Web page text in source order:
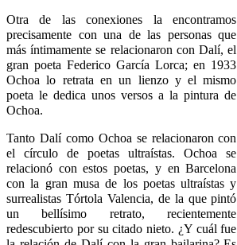
Otra de las conexiones la encontramos
precisamente con una de las personas que
más íntimamente se relacionaron con Dalí, el
gran poeta Federico García Lorca; en 1933
Ochoa lo retrata en un lienzo y el mismo
poeta le dedica unos versos a la pintura de
Ochoa.
Tanto Dalí como Ochoa se relacionaron con
el círculo de poetas ultraístas. Ochoa se
relacionó con estos poetas, y en Barcelona
con la gran musa de los poetas ultraístas y
surrealistas Tórtola Valencia, de la que pintó
un bellísimo retrato, recientemente
redescubierto por su citado nieto. ¿Y cuál fue